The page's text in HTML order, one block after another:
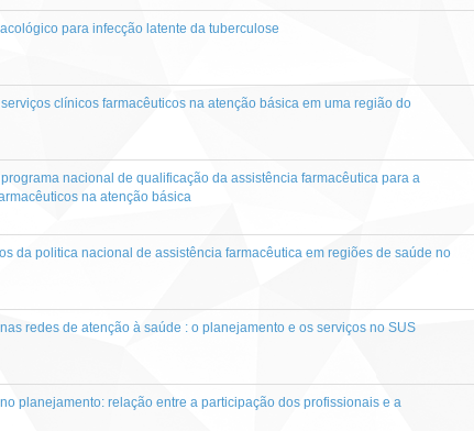
para infecção latente da tuberculose
clínicos farmacêuticos na atenção básica em uma região do
nacional de qualificação da assistência farmacêutica para a
na atenção básica
da politica nacional de assistência farmacêutica em regiões de saúde no
redes de atenção à saúde : o planejamento e os serviços no SUS
planejamento: relação entre a participação dos profissionais e a